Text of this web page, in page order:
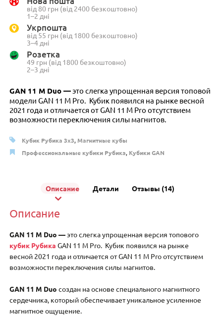
GAN 11 M Duo —это слегка упрощенная версия топовой
модели GAN 11 M Pro. Кубик появился на рынке весной
2021 года и отличается от GAN 11 M Pro отсутствием
возможности переключения силы магнитов.
від 80 грн (від 2400 безкоштовно)
1–2 дні
Укрпошта
від 55 грн (від 1800 безкоштовно)
3–4 дні
Розетка
49 грн (від 1800 безкоштовно)
2–3 дні
Кубик Рубика 3x3,Магнитные кубы
Профессиональные кубики Рубика, Кубики GAN
Описание Детали Отзывы (14)
Описание
GAN 11 M Duo —это слегка упрощенная версия топового
кубик Рубика GAN 11 M Pro. Кубик появился на рынке
весной 2021 года и отличается от GAN 11 M Pro отсутствием
возможности переключения силы магнитов.
GAN 11 M Duoсоздан на основе специального магнитного
сердечника, который обеспечивает уникальное усиленное
магнитное ощущение.